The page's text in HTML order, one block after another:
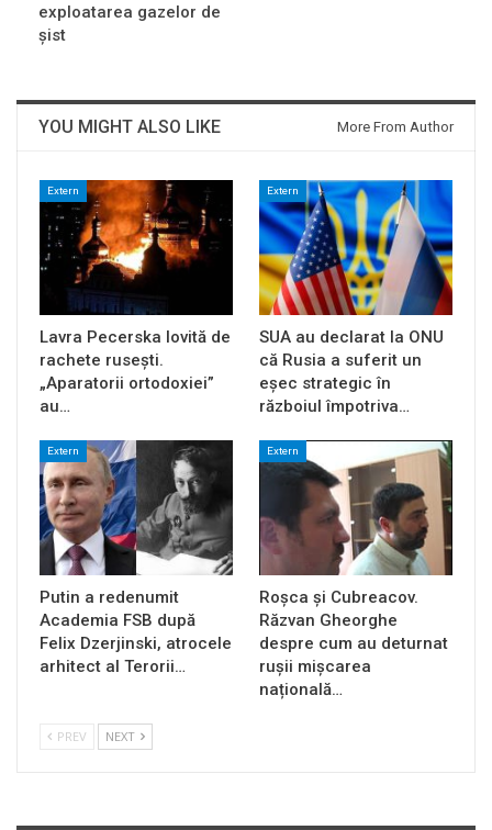
exploatarea gazelor de
şist
YOU MIGHT ALSO LIKE More From Author
Extern
Lavra Pecerska lovită de
rachete rusești.
„Aparatorii ortodoxiei”
au…
Extern
SUA au declarat la ONU
că Rusia a suferit un
eșec strategic în
războiul împotriva…
Extern
Putin a redenumit
Academia FSB după
Felix Dzerjinski, atrocele
arhitect al Terorii…
Extern
Roșca și Cubreacov.
Răzvan Gheorghe
despre cum au deturnat
rușii mișcarea
națională…
PREV NEXT